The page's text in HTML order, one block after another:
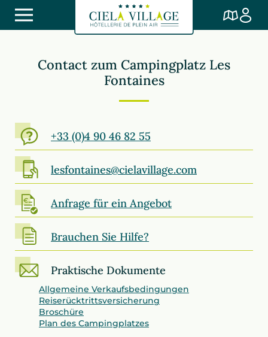
Contact zum Campingplatz Les
Fontaines
+33 (0)4 90 46 82 55
lesfontaines@cielavillage.com
Anfrage für ein Angebot
Brauchen Sie Hilfe?
Praktische Dokumente
Allgemeine Verkaufsbedingungen
Reiserücktrittsversicherung
Broschüre
Plan des Campingplatzes